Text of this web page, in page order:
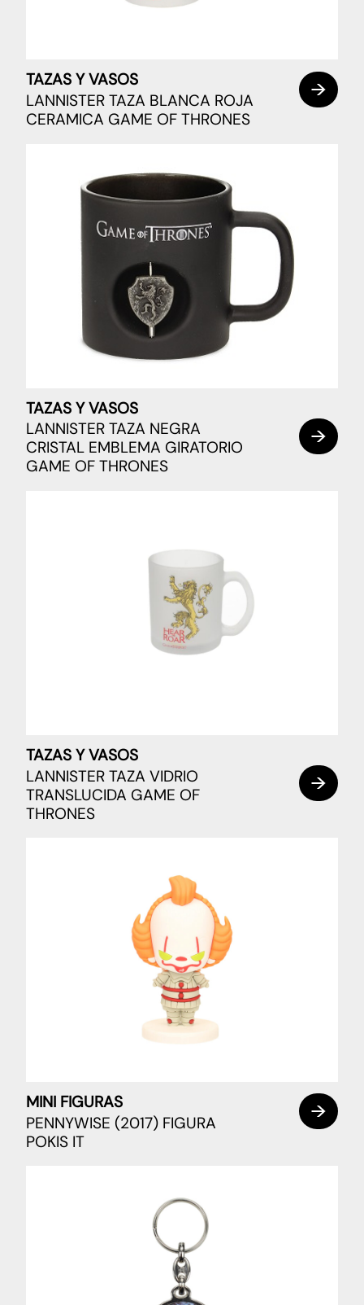
TAZAS Y VASOS
LANNISTER TAZA BLANCA ROJA
CERAMICA GAME OF THRONES
TAZAS Y VASOS
LANNISTER TAZA NEGRA
CRISTAL EMBLEMA GIRATORIO
GAME OF THRONES
TAZAS Y VASOS
LANNISTER TAZA VIDRIO
TRANSLUCIDA GAME OF
THRONES
MINI FIGURAS
PENNYWISE (2017) FIGURA
POKIS IT